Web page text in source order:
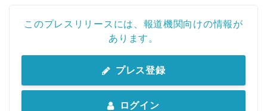
このプレスリリースには、報道機関向けの情報が
あります。
プレス登録
ログイン